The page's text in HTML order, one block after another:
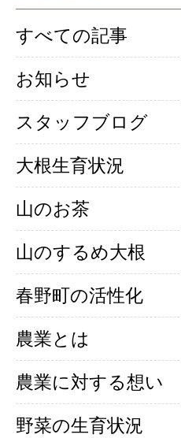
すべての記事
お知らせ
スタッフブログ
大根生育状況
山のお茶
山のするめ大根
春野町の活性化
農業とは
農業に対する想い
野菜の生育状況